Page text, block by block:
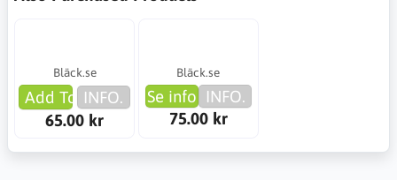
Bläck.se
Add To Cart
INFO.
65.00 kr
Bläck.se
Se info INFO.
75.00 kr